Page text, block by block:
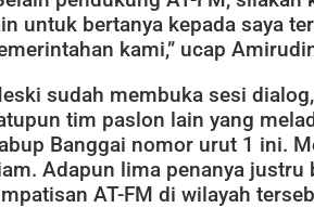
untuk bertanya kepada saya
kami,” ucap
sudah membuka sesi
tim paslon lain yang
Banggai nomor urut 1 ini.
Adapun lima penanya justru
AT-FM di wilayah